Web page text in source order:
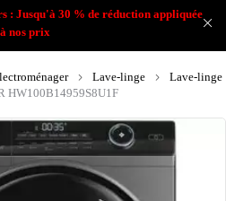
: Jusqu'à 30 % de réduction appliquée
à nos prix
Lave-linge
Lave-linge
HW100B14959S8U1F